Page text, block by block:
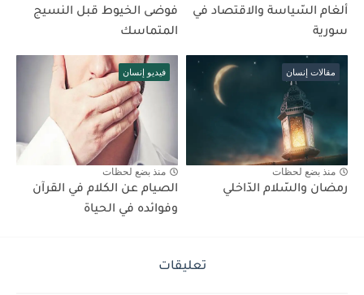
ألغام السّياسة والاقتصاد في
سورية
فوضى الخيوط قبل النسيج
المتماسك
مقالات إنسان
منذ بضع لحظات
رمضان والسّلام الدّاخلي
فيديو إنسان
منذ بضع لحظات
الصيام عن الكلام في القرآن
وفوائده في الحياة
تعليقات